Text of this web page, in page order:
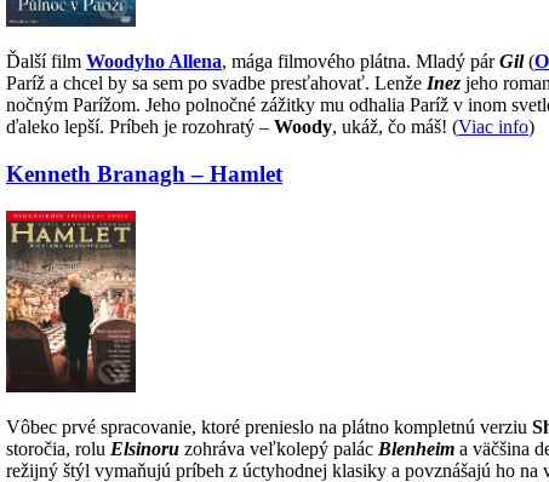
Ďalší film Woodyho Allena, mága filmového plátna. Mladý párGil(
Paríž a chcel by sa sem po svadbe presťahovať. Lenže Inez jeho
nočným Parížom. Jeho polnočné zážitky mu odhalia Paríž v inom
ďaleko lepší. Príbeh je rozohratý – Woody, ukáž, čo máš! (Viac info)
Kenneth Branagh – Hamlet
Vôbec prvé spracovanie, ktoré prenieslo na plátno kompletnú verziu
storočia, rolu Elsinoru zohráva veľkolepý palác Blenheim a väčšina
režijný štýl vymaňujú príbeh z úctyhodnej klasiky a povznášajú ho